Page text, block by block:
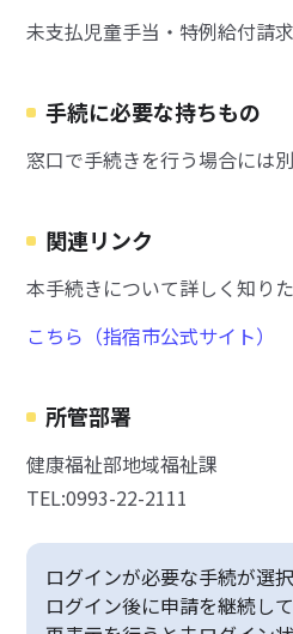
未支払児童手当・特例給付請
手続に必要な持ちもの
窓口で手続きを行う場合には
関連リンク
本手続きについて詳しく知り
こちら（指宿市公式サイト）
所管部署
健康福祉部地域福祉課
TEL:0993-22-2111
ログインが必要な手続が選
ログイン後に申請を継続し